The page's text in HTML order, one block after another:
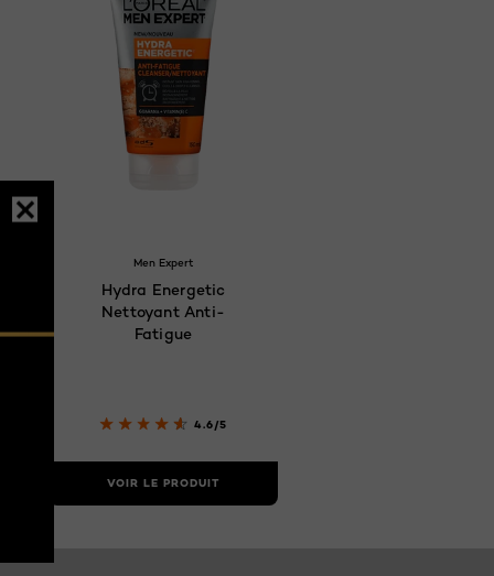
Men Expert
Hydra Energetic
Nettoyant Anti-
Fatigue
4.6/5
VOIR LE PRODUIT